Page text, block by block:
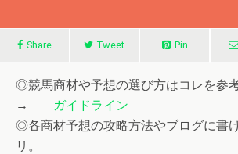
Share Tweet Pin
◎競馬商材や予想の選び方はコレを参
→
ガイドライン
◎各商材予想の攻略方法やブログに書
リ。